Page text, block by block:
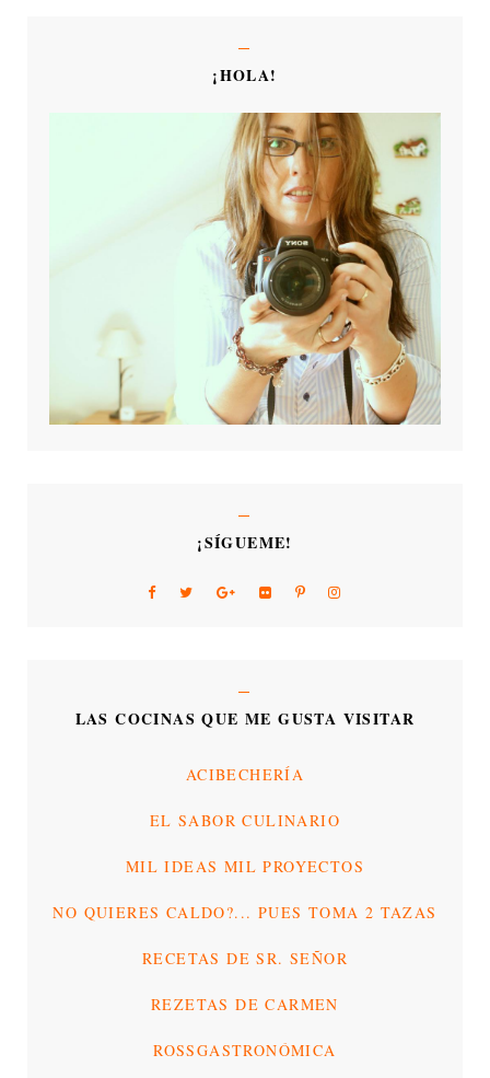
¡HOLA!
¡SÍGUEME!
LAS COCINAS QUE ME GUSTA VISITAR
ACIBECHERÍA
EL SABOR CULINARIO
MIL IDEAS MIL PROYECTOS
NO QUIERES CALDO?... PUES TOMA 2 TAZAS
RECETAS DE SR. SEÑOR
REZETAS DE CARMEN
ROSSGASTRONÓMICA